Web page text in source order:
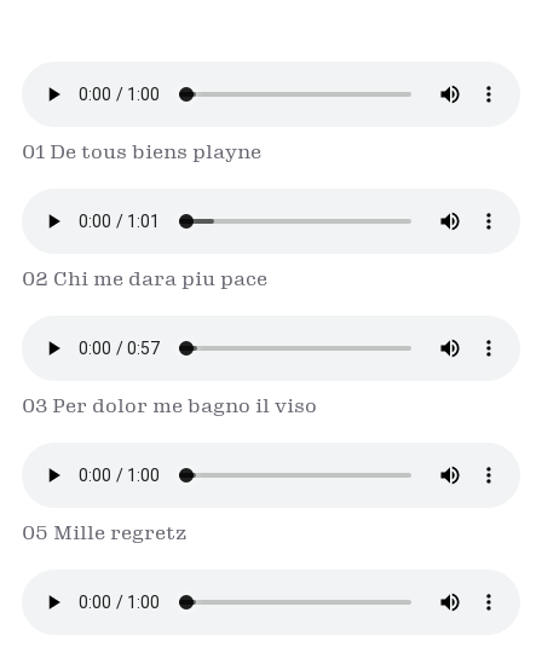
01 De tous biens playne
02 Chi me dara piu pace
03 Per dolor me bagno il viso
05 Mille regretz